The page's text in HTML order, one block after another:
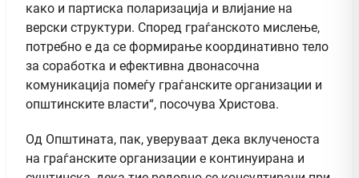
како и партиска поларизација и влијание на
верски структури. Според граѓанското мислење,
потребно е да се формирање координативно тело
за соработка и ефективна двонасочна
комуникација помеѓу граѓанските организации и
општинските власти“, посочува Христова.
Од Општината, пак, уверуваат дека вклученоста
на граѓанските организации е континуирана и